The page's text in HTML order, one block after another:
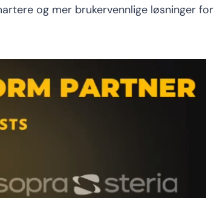
og mer brukervennlige løsninger for